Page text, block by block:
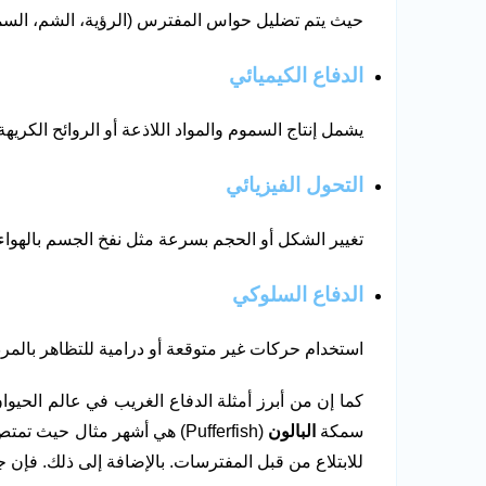
حيث يتم تضليل حواس المفترس (الرؤية، الشم،
الدفاع الكيميائي
يشمل إنتاج السموم والمواد اللاذعة أو الروائح
التحول الفيزيائي
تغيير الشكل أو الحجم بسرعة مثل نفخ الجسم بالهواء
الدفاع السلوكي
استخدام حركات غير متوقعة أو درامية للتظاهر
كما إن من أبرز أمثلة الدفاع الغريب في عالم
سمكة البالون (Pufferfish) هي أشهر مثال حيث تمتص كمية كبيرة من
للابتلاع من قبل المفترسات. بالإضافة إلى ذلك. فإن